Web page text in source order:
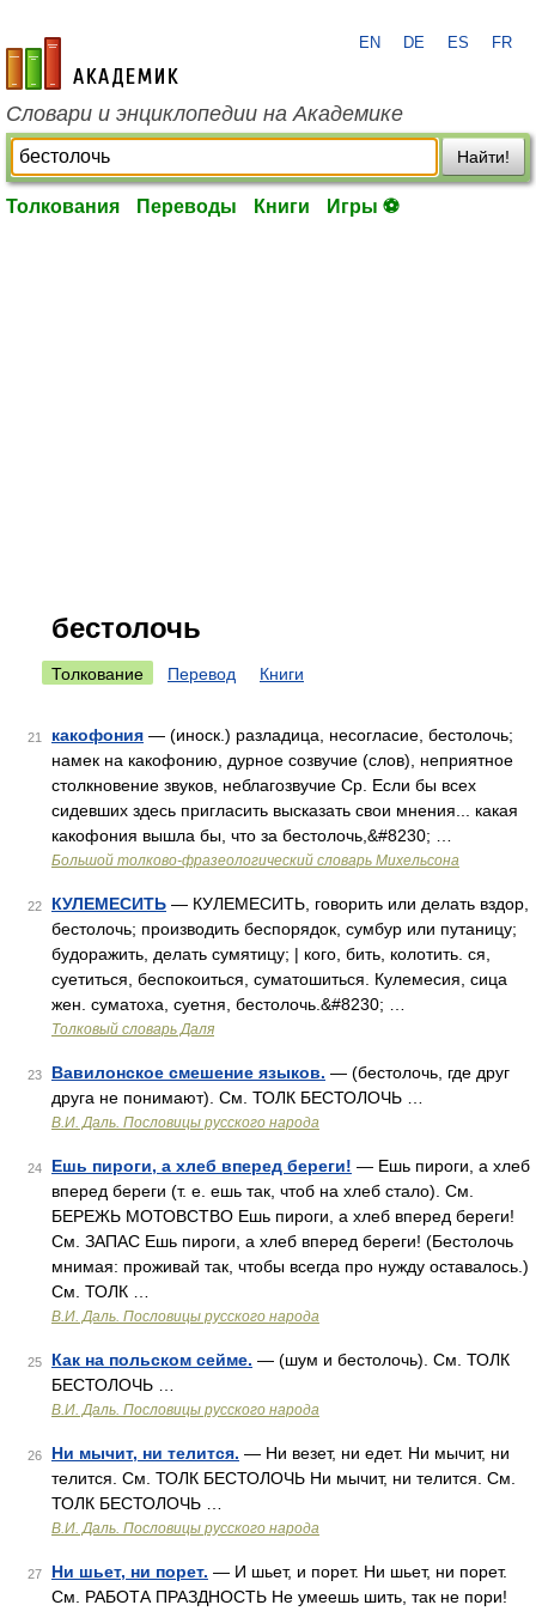
academic.ru
EN DE ES FR
Словари и энциклопедии на Академике
Найти!
Толкования Переводы Книги Игры ⚽
бестолочь
Толкование Перевод Книги
21 какофония — (иноск.) разладица, несогласие, бестолочь;
намек на какофонию, дурное созвучие (слов), неприятное
столкновение звуков, неблагозвучие Ср. Если бы всех
сидевших здесь пригласить высказать свои мнения... какая
какофония вышла бы, что за бестолочь,&#8230; …
Большой толково-фразеологический словарь Михельсона
22 КУЛЕМЕСИТЬ — КУЛЕМЕСИТЬ, говорить или делать вздор,
бестолочь; производить беспорядок, сумбур или путаницу;
будоражить, делать сумятицу; | кого, бить, колотить. ся,
суетиться, беспокоиться, суматошиться. Кулемесия, сица
жен. суматоха, суетня, бестолочь.&#8230; …
Толковый словарь Даля
23 Вавилонское смешение языков. — (бестолочь, где друг
друга не понимают). См. ТОЛК БЕСТОЛОЧЬ …
В.И. Даль. Пословицы русского народа
24 Ешь пироги, а хлеб вперед береги! — Ешь пироги, а хлеб
вперед береги (т. е. ешь так, чтоб на хлеб стало). См.
БЕРЕЖЬ МОТОВСТВО Ешь пироги, а хлеб вперед береги!
См. ЗАПАС Ешь пироги, а хлеб вперед береги! (Бестолочь
мнимая: проживай так, чтобы всегда про нужду оставалось.)
См. ТОЛК …
В.И. Даль. Пословицы русского народа
25 Как на польском сейме. — (шум и бестолочь). См. ТОЛК
БЕСТОЛОЧЬ …
В.И. Даль. Пословицы русского народа
26 Ни мычит, ни телится. — Ни везет, ни едет. Ни мычит, ни
телится. См. ТОЛК БЕСТОЛОЧЬ Ни мычит, ни телится. См.
ТОЛК БЕСТОЛОЧЬ …
В.И. Даль. Пословицы русского народа
27 Ни шьет, ни порет. — И шьет, и порет. Ни шьет, ни порет.
См. РАБОТА ПРАЗДНОСТЬ Не умеешь шить, так не пори!